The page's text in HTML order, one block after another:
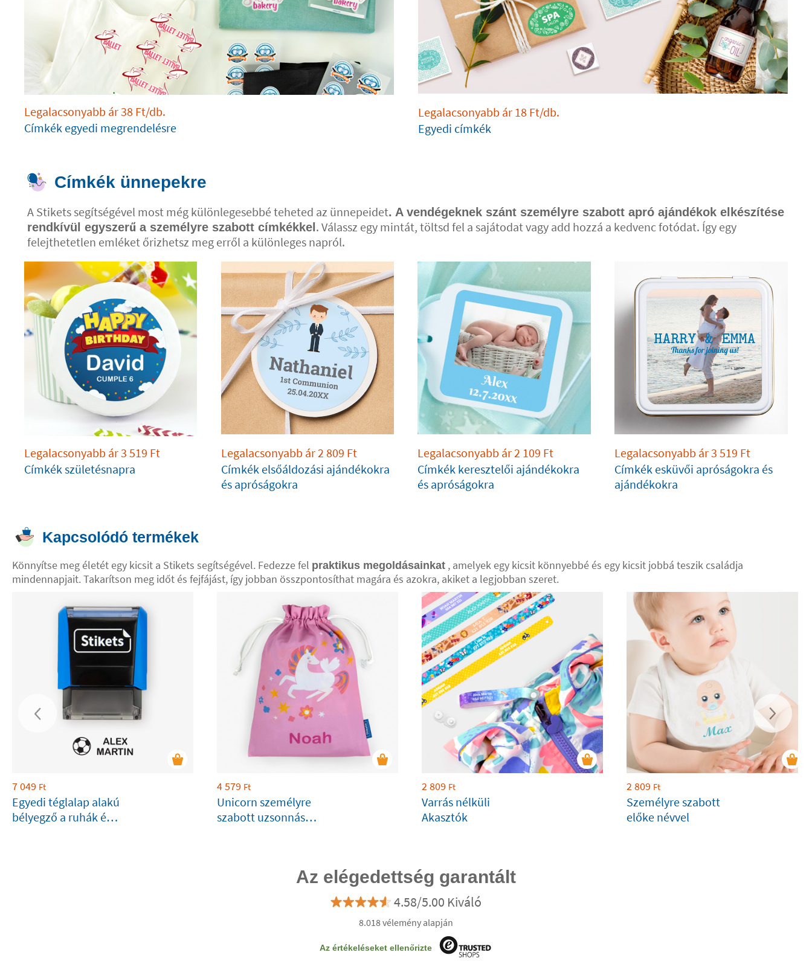
Legalacsonyabb ár38 Ft/db.
Címkék egyedi megrendelésre
Legalacsonyabb ár 18 Ft/db.
Egyedi címkék
Címkék ünnepekre
A Stikets segítségével most még különlegesebbé teheted az ünnepeidet. A vendégeknek szánt személyre szabott apró ajándékok elkészítése
rendkívül egyszerű a személyre szabott címkékkel. Válassz egy mintát, töltsd fel a sajátodat vagy add hozzá a kedvenc fotódat. Így egy
felejthetetlen emléket őrizhetsz meg erről a különleges napról.
Legalacsonyabb ár3 519 Ft
Címkék születésnapra
Legalacsonyabb ár2 809 Ft
Címkék elsőáldozási ajándékokra
és apróságokra
Legalacsonyabb ár2 109 Ft
Címkék keresztelői ajándékokra
és apróságokra
Legalacsonyabb ár3 519 Ft
Címkék esküvői apróságokra és
ajándékokra
Kapcsolódó termékek
Könnyítse meg életét egy kicsit a Stikets segítségével. Fedezze fel praktikus megoldásainkat , amelyek egy kicsit könnyebbé és egy kicsit jobbá teszik családja
mindennapjait. Takarítson meg időt és fejfájást, így jobban összpontosíthat magára és azokra, akiket a legjobban szeret.
7 049 Ft
Egyedi téglalap alakú
bélyegző a ruhák és
4 579 Ft
Unicorn személyre
szabott uzsonnás
2 809 Ft
Varrás nélküli
Akasztók
2 809 Ft
Személyre szabott
előke névvel
Az elégedettség garantált
4.58/5.00 Kiváló
8.018 vélemény alapján
Az értékeléseket ellenőrizte